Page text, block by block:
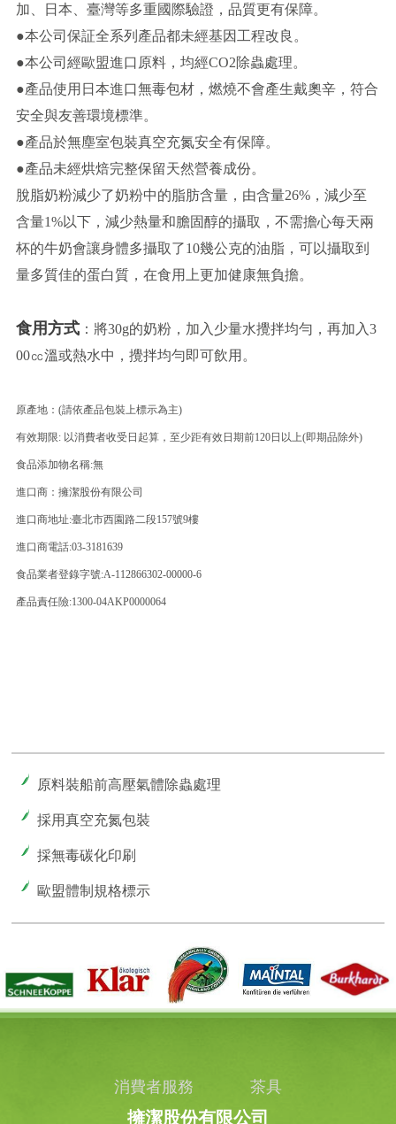
加、日本、臺灣等多重國際驗證，品質更有保障。
●本公司保証全系列產品都未經基因工程改良。
●本公司經歐盟進口原料，均經CO2除蟲處理。
●產品使用日本進口無毒包材，燃燒不會產生戴奧辛，符合
安全與友善環境標準。
●產品於無塵室包裝真空充氮安全有保障。
●產品未經烘焙完整保留天然營養成份。
脫脂奶粉減少了奶粉中的脂肪含量，由含量26%，減少至
含量1%以下，減少熱量和膽固醇的攝取，不需擔心每天兩
杯的牛奶會讓身體多攝取了10幾公克的油脂，可以攝取到
量多質佳的蛋白質，在食用上更加健康無負擔。
食用方式：將30g的奶粉，加入少量水攪拌均勻，再加入3
00㏄溫或熱水中，攪拌均勻即可飲用。
原產地：(請依產品包裝上標示為主)
有效期限: 以消費者收受日起算，至少距有效日期前120日以上(即期品除外)
食品添加物名稱:無
進口商：擁潔股份有限公司
進口商地址:臺北市西園路二段157號9樓
進口商電話:03-3181639
食品業者登錄字號:A-112866302-00000-6
產品責任險:1300-04AKP0000064
原料裝船前高壓氣體除蟲處理
採用真空充氮包裝
採無毒碳化印刷
歐盟體制規格標示
消費者服務 茶具
擁潔股份有限公司